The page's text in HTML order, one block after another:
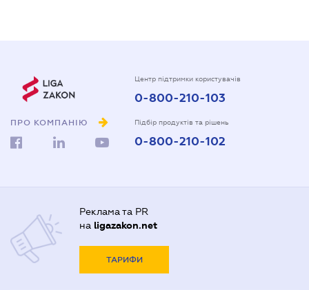
ПРО КОМПАНІЮ
Центр підтримки користувачів
0-800-210-103
Підбір продуктів та рішень
0-800-210-102
Реклама та PR
на ligazakon.net
ТАРИФИ